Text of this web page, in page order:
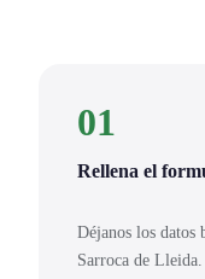
01
Rellena el
Déjanos los datos
Sarroca de Lleida.